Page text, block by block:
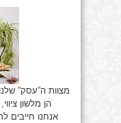
ומצוות
מצוות ה”עסק”
הן מלשון
אנחנו חייבים